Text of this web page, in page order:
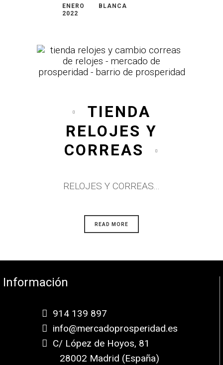
ENERO
2022
BLANCA
TIENDA
RELOJES Y
CORREAS
RELOJES Y CORREAS...
READ MORE
Información
914 139 897
info@mercadoprosperidad.es
C/ López de Hoyos, 81
28002 Madrid (España)